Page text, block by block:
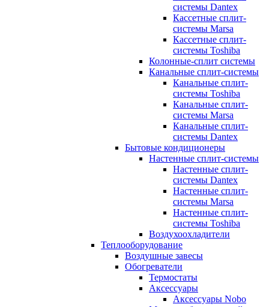
системы Dantex
Кассетные сплит-
системы Marsa
Кассетные сплит-
системы Toshiba
Колонные-сплит системы
Канальные сплит-системы
Канальные сплит-
системы Toshiba
Канальные сплит-
системы Marsa
Канальные сплит-
системы Dantex
Бытовые кондиционеры
Настенные сплит-системы
Настенные сплит-
системы Dantex
Настенные сплит-
системы Marsa
Настенные сплит-
системы Toshiba
Воздухоохладители
Теплооборудование
Воздушные завесы
Обогреватели
Термостаты
Аксессуары
Аксессуары Nobo